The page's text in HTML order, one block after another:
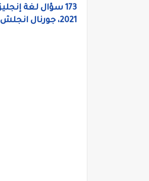
173 سؤال لغة
2021، جورنال انجلش